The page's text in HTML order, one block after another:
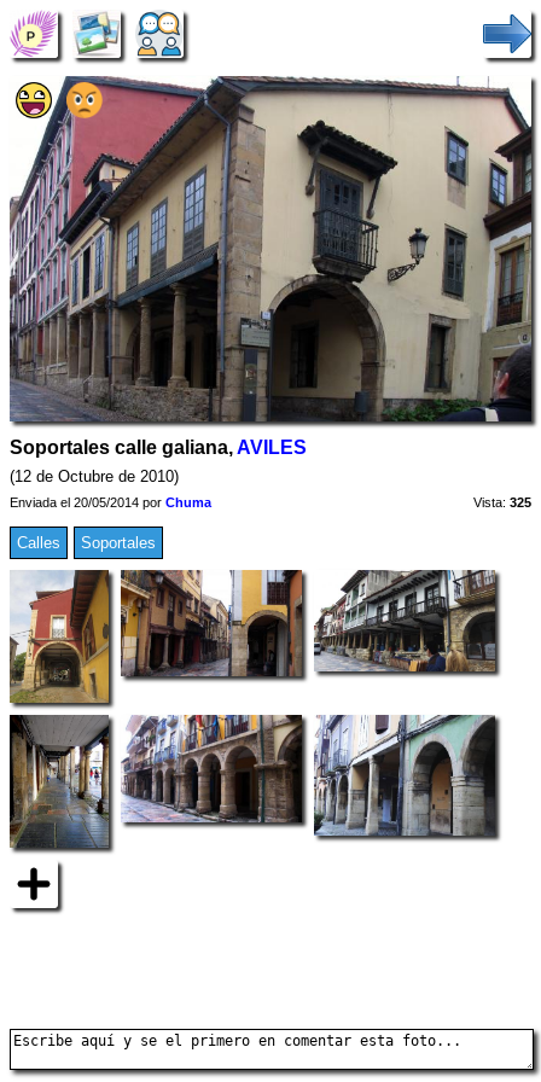
Soportales calle galiana,AVILES
(12 de Octubre de 2010)
Enviada el 20/05/2014 por Chuma Vista: 325
Calles Soportales